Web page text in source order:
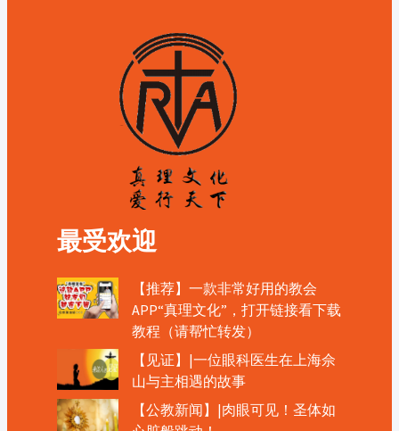
最受欢迎
【推荐】一款非常好用的教会
APP“真理文化”，打开链接看下载
教程（请帮忙转发）
【见证】|一位眼科医生在上海佘
山与主相遇的故事
【公教新闻】|肉眼可见！圣体如